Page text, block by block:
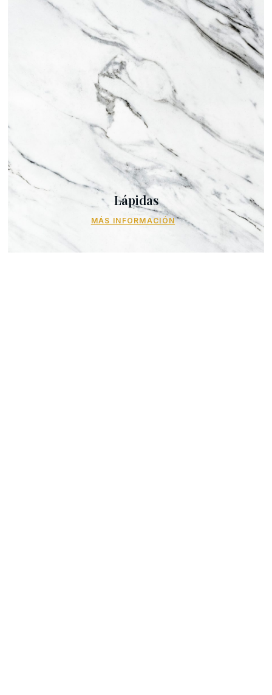
Lápidas
MÁS INFORMACIÓN